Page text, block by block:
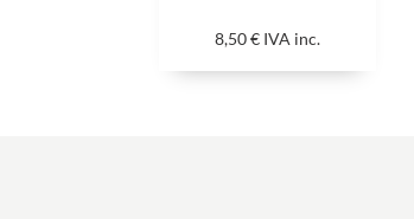
8,50€ IVA inc.